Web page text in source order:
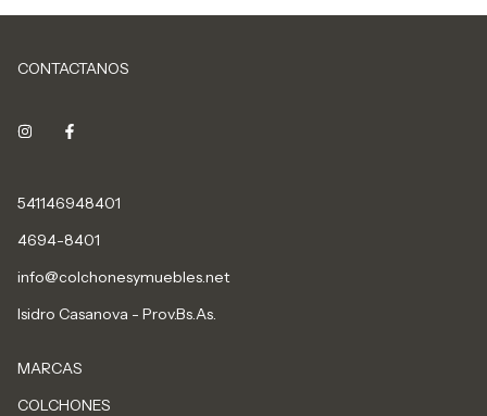
CONTACTANOS
541146948401
4694-8401
info@colchonesymuebles.net
Isidro Casanova - Prov.Bs.As.
MARCAS
COLCHONES